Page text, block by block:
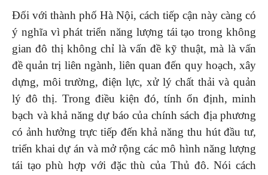
Đối với thành phố Hà Nội, cách tiếp cận này càng có
ý nghĩa vì phát triển năng lượng tái tạo trong không
gian đô thị không chỉ là vấn đề kỹ thuật, mà là vấn
đề quản trị liên ngành, liên quan đến quy hoạch, xây
dựng, môi trường, điện lực, xử lý chất thải và quản
lý đô thị. Trong điều kiện đó, tính ổn định, minh
bạch và khả năng dự báo của chính sách địa phương
có ảnh hưởng trực tiếp đến khả năng thu hút đầu tư,
triển khai dự án và mở rộng các mô hình năng lượng
tái tạo phù hợp với đặc thù của Thủ đô. Nói cách